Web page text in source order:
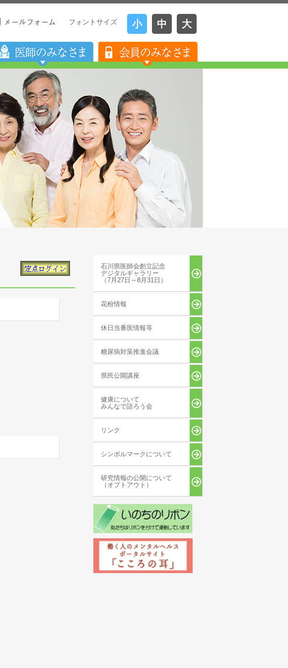
小 中 大
フォントサイズ
石川県医師会創立記念
デジタルギャラリー
（7月27日～8月31日）
花粉情報
休日当番医情報等
糖尿病対策推進会議
県民公開講座
健康について
みんなで語ろう会
リンク
シンボルマークについて
研究情報の公開について
（オプトアウト）